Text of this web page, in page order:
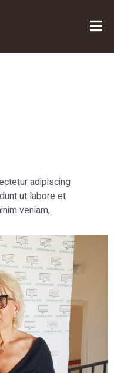
adipiscing
ut labore et
veniam,